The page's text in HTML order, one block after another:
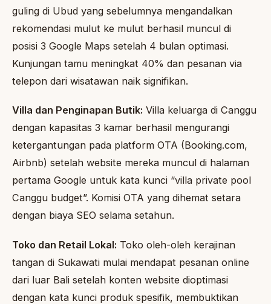
guling di Ubud yang sebelumnya mengandalkan
rekomendasi mulut ke mulut berhasil muncul di
posisi 3 Google Maps setelah 4 bulan optimasi.
Kunjungan tamu meningkat 40% dan pesanan via
telepon dari wisatawan naik signifikan.
Villa dan Penginapan Butik: Villa keluarga di Canggu
dengan kapasitas 3 kamar berhasil mengurangi
ketergantungan pada platform OTA (Booking.com,
Airbnb) setelah website mereka muncul di halaman
pertama Google untuk kata kunci “villa private pool
Canggu budget”. Komisi OTA yang dihemat setara
dengan biaya SEO selama setahun.
Toko dan Retail Lokal: Toko oleh-oleh kerajinan
tangan di Sukawati mulai mendapat pesanan online
dari luar Bali setelah konten website dioptimasi
dengan kata kunci produk spesifik, membuktikan